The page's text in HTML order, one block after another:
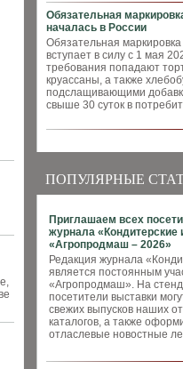
Обязательная
началась в России
Обязательная
вступает в силу с 1 мая
требования попадают
круассаны, а также
подслащивающими
свыше 30 суток в
ПОПУЛЯРНЫЕ
Приглашаем всех
журнала «Кондитерские
«Агропродмаш – 2026»
Редакция журнала
является постоянным
«Агропродмаш». На
посетители выставки
свежих выпусков наших
каталогов, а также
отласлевые новостные